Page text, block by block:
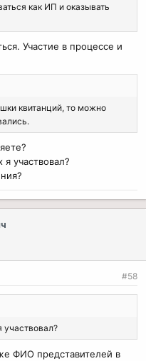
как ИП и оказывать
Участие в процессе и
квитанций, то можно
участвовал?
#58
участвовал?
ФИО представителей в